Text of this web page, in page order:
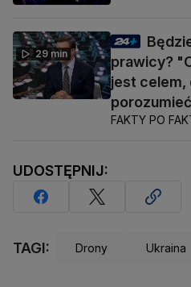
29 min
prawicy?
jest celem,
FAKTY PO
UDOSTĘPNIJ:
TAGI: Drony Ukraina